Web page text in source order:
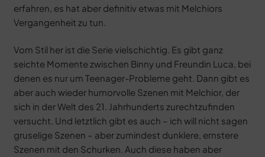
erfahren, es hat aber definitiv etwas mit Melchiors
Vergangenheit zu tun.
Vom Stil her ist die Serie vielschichtig. Es gibt ganz
seichte Momente zwischen Binny und Freundin Luca, bei
denen es nur um Teenager-Probleme geht. Dann gibt es
aber auch wieder humorvolle Szenen mit Melchior, der
sich in der Welt des 21. Jahrhunderts zurechtzufinden
versucht. Und letztlich gibt es auch – ich will nicht sagen
gruselige Szenen – aber zumindest dunklere, ernstere
Szenen mit den Schurken. Auch diese haben aber